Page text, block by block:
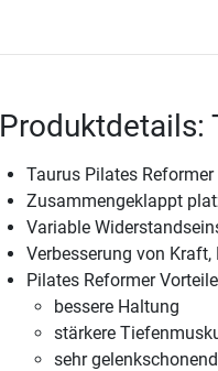
Produktdetails:
Taurus Pilates
Zusammengeklappt
Variable
Verbesserung von
Pilates Reformer
bessere Haltung
stärkere
sehr